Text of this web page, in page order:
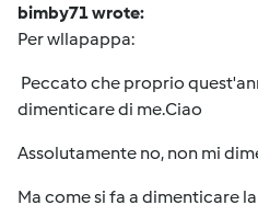
bimby71 wrote:
Per wllapappa:
Peccato che proprio
dimenticare di me.Ciao
Assolutamente no, non mi
Ma come si fa a dimenticare